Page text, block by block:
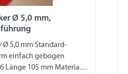
Ø 5,0 mm,
Ø 5,0 mm Standard-
einfach gebogen
Länge 105 mm Material